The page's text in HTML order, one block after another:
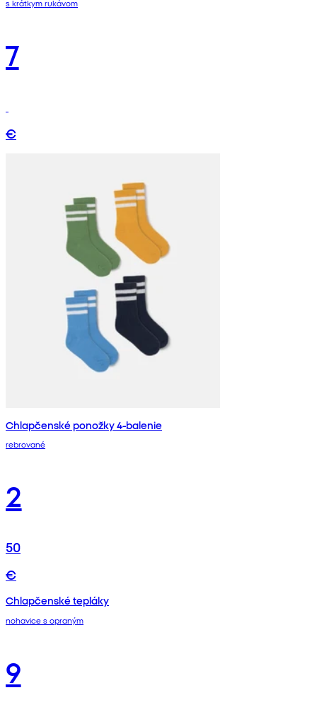
s krátkym rukávom
7
€
Chlapčenské ponožky 4-balenie
rebrované
2
50
€
Chlapčenské tepláky
nohavice s opraným
9